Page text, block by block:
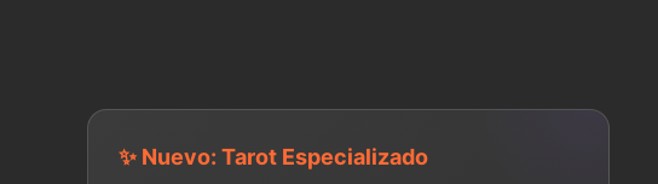
✨ Nuevo: Tarot Especializado